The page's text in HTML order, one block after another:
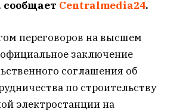
сообщает Centralmedia24.
переговоров на высшем
заключение
соглашения об
по строительству
электростанции на